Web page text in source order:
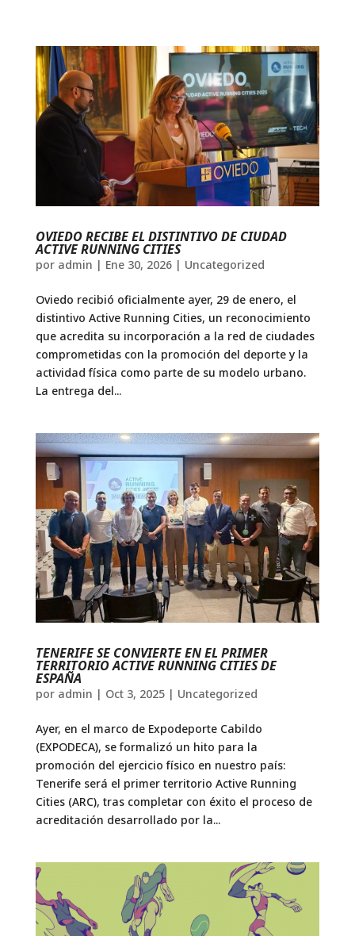
OVIEDO RECIBE EL DISTINTIVO DE CIUDAD
ACTIVE RUNNING CITIES
por admin | Ene 30, 2026| Uncategorized
Oviedo recibió oficialmente ayer, 29 de enero, el
distintivo Active Running Cities, un reconocimiento
que acredita su incorporación a la red de ciudades
comprometidas con la promoción del deporte y la
actividad física como parte de su modelo urbano.
La entrega del...
TENERIFE SE CONVIERTE EN EL PRIMER
TERRITORIO ACTIVE RUNNING CITIES DE
ESPAÑA
por admin | Oct 3, 2025| Uncategorized
Ayer, en el marco de Expodeporte Cabildo
(EXPODECA), se formalizó un hito para la
promoción del ejercicio físico en nuestro país:
Tenerife será el primer territorio Active Running
Cities (ARC), tras completar con éxito el proceso de
acreditación desarrollado por la...